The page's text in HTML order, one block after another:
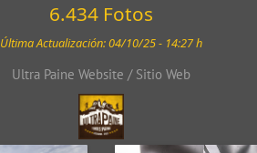
6.434 Fotos
Última Actualización: 04/10/25 - 14:27 h
Ultra Paine Website / Sitio Web